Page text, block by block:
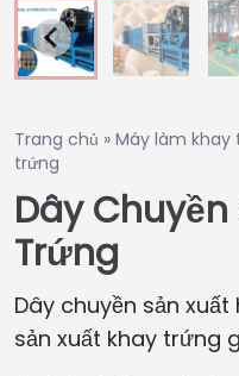
Trang chủ » Máy làm khay
trứng
Dây Chuyền
Trứng
Dây chuyền sản
sản xuất khay trứng